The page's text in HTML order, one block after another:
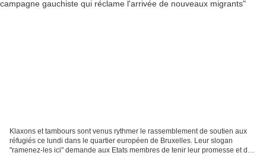
Klaxons et tambours sont venus rythmer le rassemblement de soutien aux
réfugiés ce lundi dans le quartier européen de Bruxelles. Leur slogan
"ramenez-les ici" demande aux Etats membres de tenir leur promesse et de